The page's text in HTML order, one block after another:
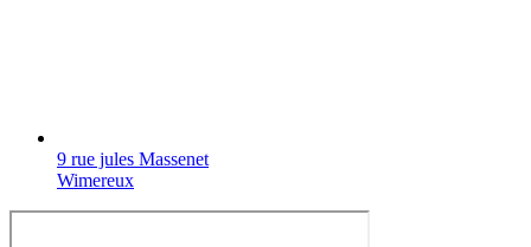
9 rue jules Massenet
Wimereux